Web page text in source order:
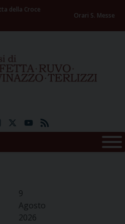
della Croce
Orari S. Messe
InstagramYouTube
9
Agosto
2026